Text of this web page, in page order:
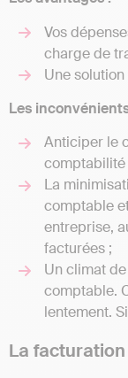
Vos
charge de
Une
Les
Anticiper le
comptabilité
La
comptable
entreprise,
facturées ;
Un climat
comptable.
lentement.
La